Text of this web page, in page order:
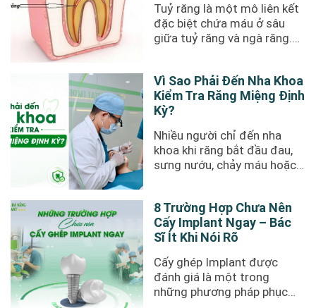
Tuỷ răng là một mô liên kết
đặc biệt chứa máu ở sâu
giữa tuỷ răng và ngà răng.
Vì Sao Phải Đến Nha Khoa
Kiểm Tra Răng Miệng Định
Kỳ?
Nhiều người chỉ đến nha
khoa khi răng bắt đầu đau,
sưng nướu, chảy máu hoặc
8 Trường Hợp Chưa Nên
Cấy Implant Ngay – Bác
Sĩ Ít Khi Nói Rõ
Cấy ghép Implant được
đánh giá là một trong
những phương pháp phục